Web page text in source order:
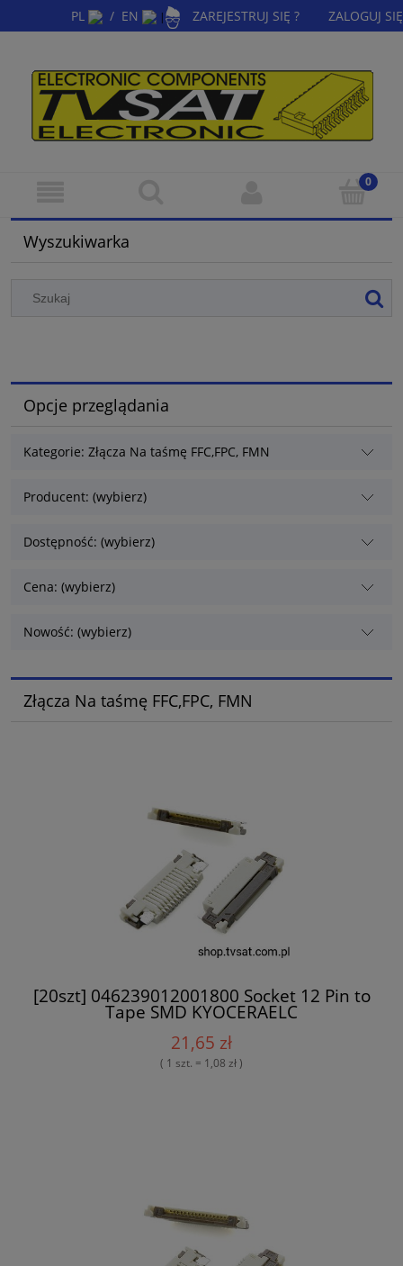
PL / EN | ZAREJESTRUJ SIĘ ? ZALOGUJ SIĘ
Wyszukiwarka
Opcje przeglądania
Kategorie: Złącza Na taśmę FFC,FPC, FMN
Producent: (wybierz)
Dostępność: (wybierz)
Cena: (wybierz)
Nowość: (wybierz)
Złącza Na taśmę FFC,FPC, FMN
[20szt] 046239012001800 Socket 12 Pin to
Tape SMD KYOCERAELC
21,65 zł
( 1 szt. = 1,08 zł )